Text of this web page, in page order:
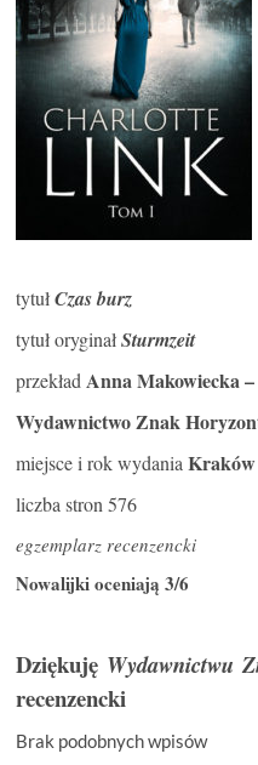
tytułCzas burz
tytuł oryginałSturmzeit
przekład Anna Makowiecka
Wydawnictwo Znak
miejsce i rok wydania Kraków
liczba stron 576
egzemplarz recenzencki
Nowalijki oceniają 3/6
Dziękuję Wydawnictwu
recenzencki
Brak podobnych wpisów